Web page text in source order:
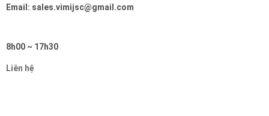
Email: sales.vimijsc@gmail.com
8h00 ~ 17h30
Liên hệ